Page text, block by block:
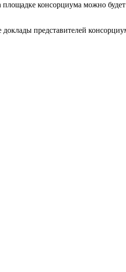
консорциума можно
представителей